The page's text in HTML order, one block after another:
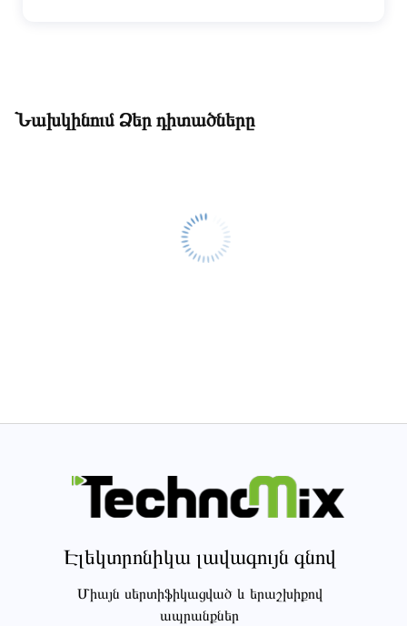
Նախկինում Ձեր դիտածները
Էլեկտրոնիկա լավագույն գնով
Միայն սերտիֆիկացված և երաշխիքով
ապրանքներ